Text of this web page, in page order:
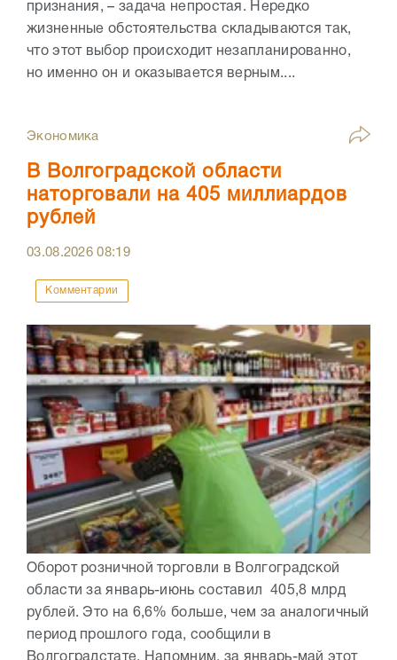
признания, – задача непростая. Нередко
жизненные обстоятельства складываются так,
что этот выбор происходит незапланированно,
но именно он и оказывается верным....
Экономика
В Волгоградской области
наторговали на 405 миллиардов
рублей
03.08.202608:19
Комментарии
Оборот розничной торговли в Волгоградской
области за январь-июнь составил 405,8 млрд
рублей. Это на 6,6% больше, чем за аналогичный
период прошлого года, сообщили в
Волгоградстате. Напомним, за январь-май этот